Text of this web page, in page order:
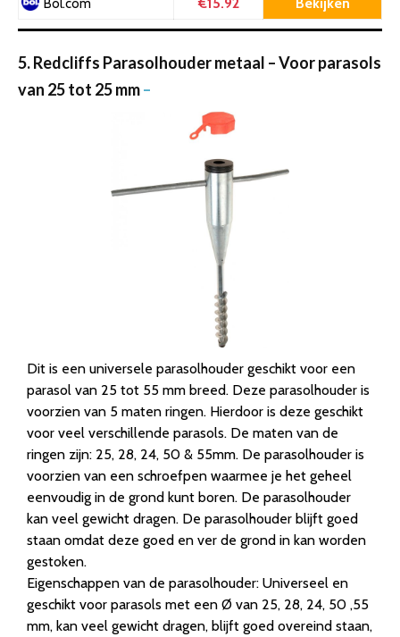
5. Redcliffs Parasolhouder metaal – Voor parasols
van 25 tot 25 mm–
Dit is een universele parasolhouder geschikt voor een
parasol van 25 tot 55 mm breed. Deze parasolhouder is
voorzien van 5 maten ringen. Hierdoor is deze geschikt
voor veel verschillende parasols. De maten van de
ringen zijn: 25, 28, 24, 50 & 55mm. De parasolhouder is
voorzien van een schroefpen waarmee je het geheel
eenvoudig in de grond kunt boren. De parasolhouder
kan veel gewicht dragen. De parasolhouder blijft goed
staan omdat deze goed en ver de grond in kan worden
gestoken.
Eigenschappen van de parasolhouder: Universeel en
geschikt voor parasols met een Ø van 25, 28, 24, 50 ,55
mm, kan veel gewicht dragen, blijft goed overeind staan,